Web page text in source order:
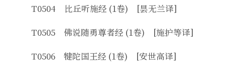
T0504 比丘听施经 (1卷) [昙无兰译]
T0505 佛说随勇尊者经 (1卷) [施护等译]
T0506 犍陀国王经 (1卷) [安世高译]